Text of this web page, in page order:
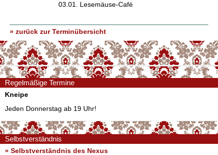
03.01. Lesemäuse-Café
» zurück zur Terminübersicht
Regelmäßige Termine
Kneipe
Jeden Donnerstag ab 19 Uhr!
Selbstverständnis
» Selbstverständnis des Nexus